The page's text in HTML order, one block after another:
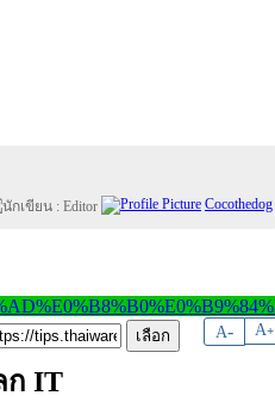
Cocothedog
A- A+
ก IT